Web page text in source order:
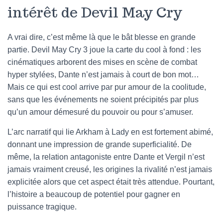
intérêt de Devil May Cry
A vrai dire, c’est même là que le bât blesse en grande
partie. Devil May Cry 3 joue la carte du cool à fond : les
cinématiques arborent des mises en scène de combat
hyper stylées, Dante n’est jamais à court de bon mot…
Mais ce qui est cool arrive par pur amour de la coolitude,
sans que les événements ne soient précipités par plus
qu’un amour démesuré du pouvoir ou pour s’amuser.
L’arc narratif qui lie Arkham à Lady en est fortement abimé,
donnant une impression de grande superficialité. De
même, la relation antagoniste entre Dante et Vergil n’est
jamais vraiment creusé, les origines la rivalité n’est jamais
explicitée alors que cet aspect était très attendue. Pourtant,
l’histoire a beaucoup de potentiel pour gagner en
puissance tragique.